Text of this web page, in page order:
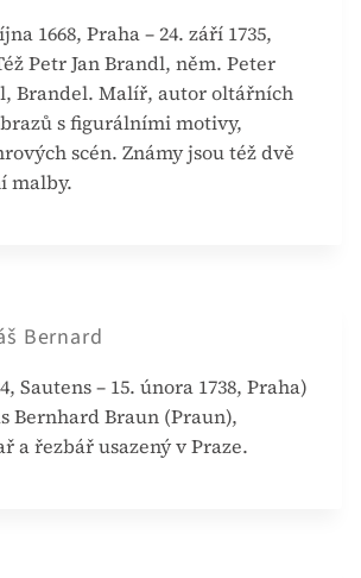
1668, Praha – 24. září 1735,
Petr Jan Brandl, něm. Peter
Brandel. Malíř, autor oltářních
s figurálními motivy,
scén. Známy jsou též dvě
malby.
Bernard
Sautens – 15. února 1738, Praha)
Bernhard Braun (Praun),
a řezbář usazený v Praze.